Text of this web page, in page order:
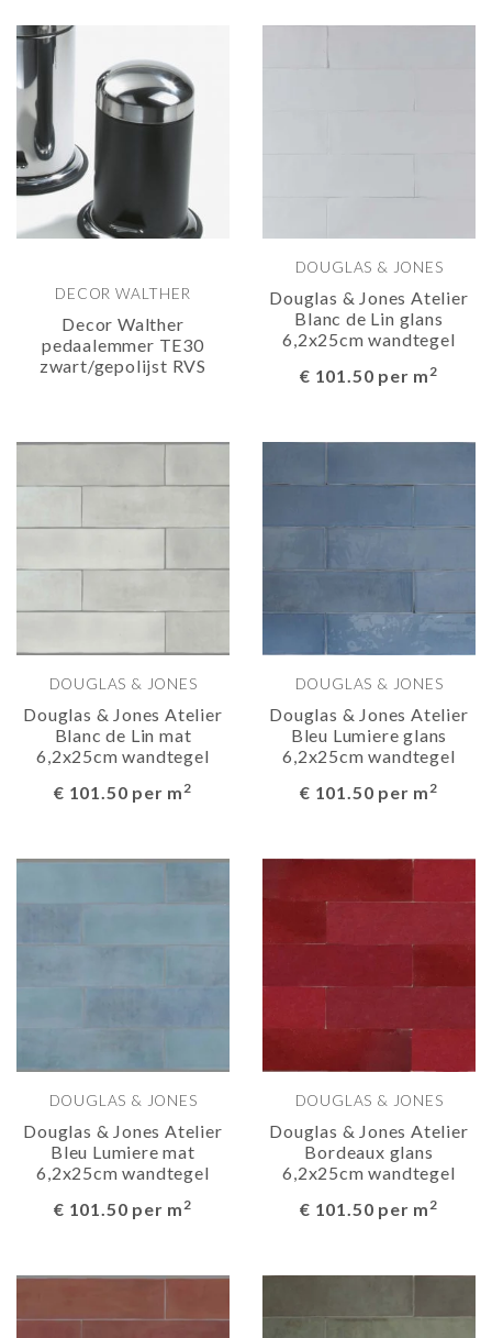
DECOR WALTHER
Decor Walther
pedaalemmer TE30
zwart/gepolijst RVS
DOUGLAS & JONES
Douglas & Jones Atelier
Blanc de Lin glans
6,2x25cm wandtegel
€ 101.50 per m2
DOUGLAS & JONES
Douglas & Jones Atelier
Blanc de Lin mat
6,2x25cm wandtegel
€ 101.50 per m2
DOUGLAS & JONES
Douglas & Jones Atelier
Bleu Lumiere glans
6,2x25cm wandtegel
€ 101.50 per m2
DOUGLAS & JONES
Douglas & Jones Atelier
Bleu Lumiere mat
6,2x25cm wandtegel
€ 101.50 per m2
DOUGLAS & JONES
Douglas & Jones Atelier
Bordeaux glans
6,2x25cm wandtegel
€ 101.50 per m2